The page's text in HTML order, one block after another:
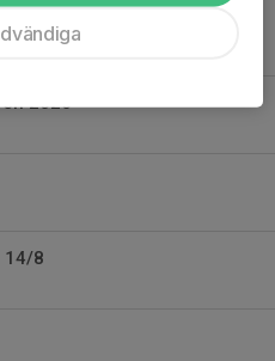
2026
14/8